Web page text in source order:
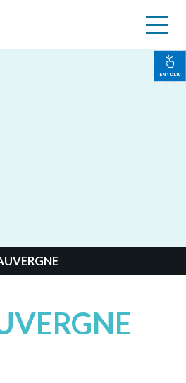
EN 1 CLIC